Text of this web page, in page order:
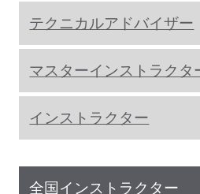
テクニカルアドバイザー
マスターインストラクタ
インストラクター
全国インストラクター